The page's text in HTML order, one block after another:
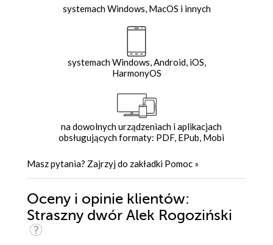
systemach Windows, MacOS i innych
systemach Windows, Android, iOS,
HarmonyOS
na dowolnych urządzeniach i aplikacjach
obsługujących formaty: PDF, EPub, Mobi
Masz pytania? Zajrzyj do zakładki Pomoc »
Oceny i opinie klientów:
Straszny dwór Alek Rogoziński